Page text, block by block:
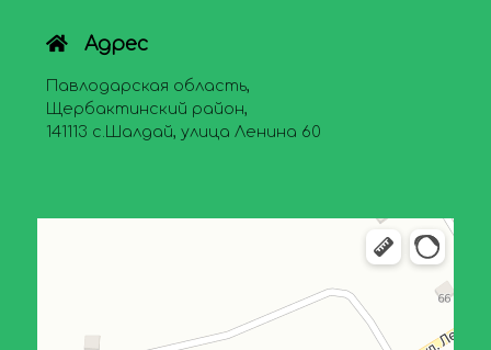
Адрес
Павлодарская область,
Щербактинский район,
141113 с.Шалдай, улица Ленина 60